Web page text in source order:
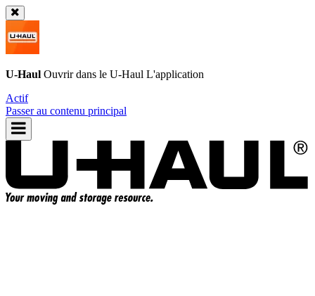
U-Haul Ouvrir dans le U-Haul L'application
Actif
Passer au contenu principal